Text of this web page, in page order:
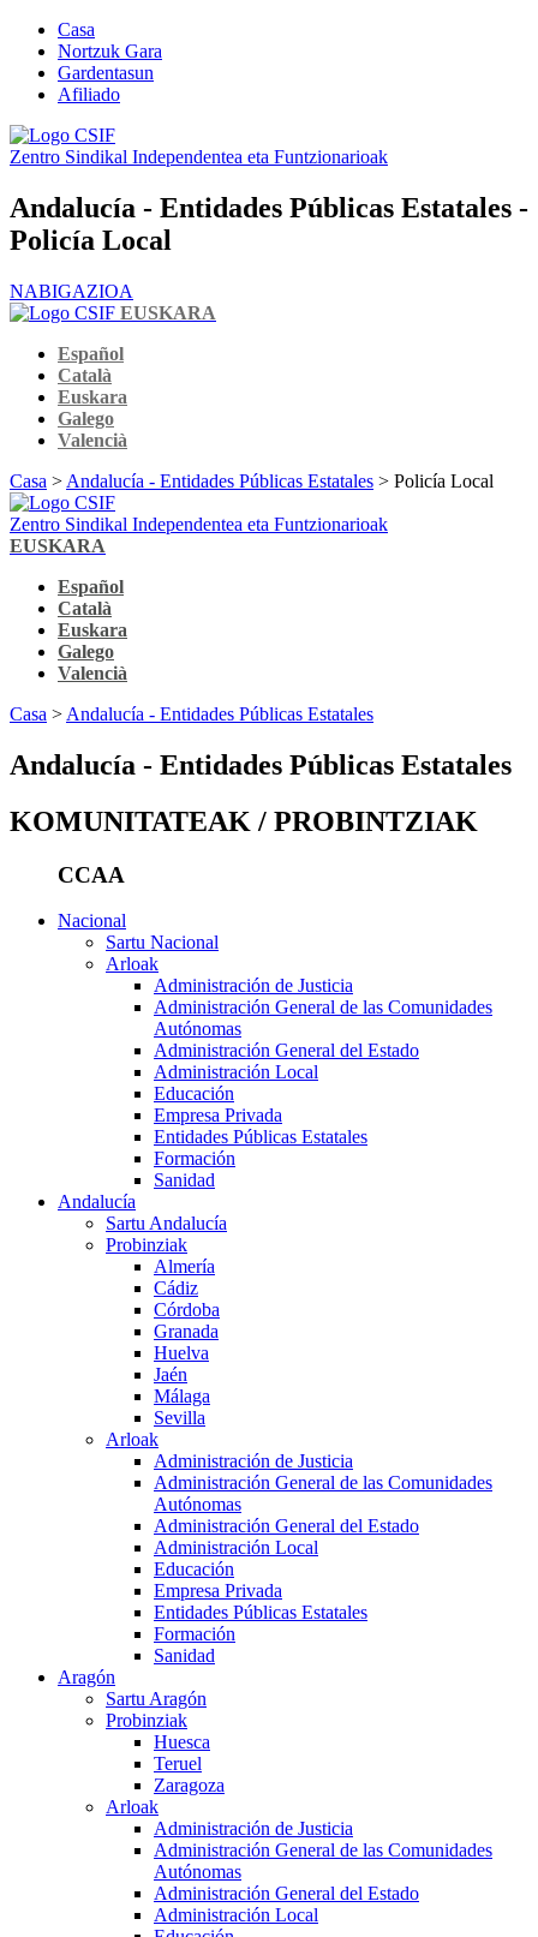
Casa
Nortzuk Gara
Gardentasun
Afiliado
Zentro Sindikal Independentea eta Funtzionarioak
Andalucía - Entidades Públicas Estatales -
Policía Local
NABIGAZIOA
EUSKARA
Español
Català
Euskara
Galego
Valencià
Casa > Andalucía - Entidades Públicas Estatales > Policía Local
Zentro Sindikal Independentea eta Funtzionarioak
EUSKARA
Español
Català
Euskara
Galego
Valencià
Casa > Andalucía - Entidades Públicas Estatales
Andalucía - Entidades Públicas Estatales
KOMUNITATEAK / PROBINTZIAK
CCAA
Nacional
Sartu Nacional
Arloak
Administración de Justicia
Administración General de las Comunidades
Autónomas
Administración General del Estado
Administración Local
Educación
Empresa Privada
Entidades Públicas Estatales
Formación
Sanidad
Andalucía
Sartu Andalucía
Probinziak
Almería
Cádiz
Córdoba
Granada
Huelva
Jaén
Málaga
Sevilla
Arloak
Administración de Justicia
Administración General de las Comunidades
Autónomas
Administración General del Estado
Administración Local
Educación
Empresa Privada
Entidades Públicas Estatales
Formación
Sanidad
Aragón
Sartu Aragón
Probinziak
Huesca
Teruel
Zaragoza
Arloak
Administración de Justicia
Administración General de las Comunidades
Autónomas
Administración General del Estado
Administración Local